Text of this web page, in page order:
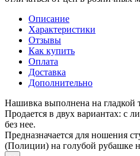
Описание
Характеристики
Отзывы
Как купить
Оплата
Доставка
Дополнительно
Нашивка выполнена на гладкой
Продается в двух вариантах: с
без нее.
Предназначается для ношения
(Полиции) на голубой рубашке